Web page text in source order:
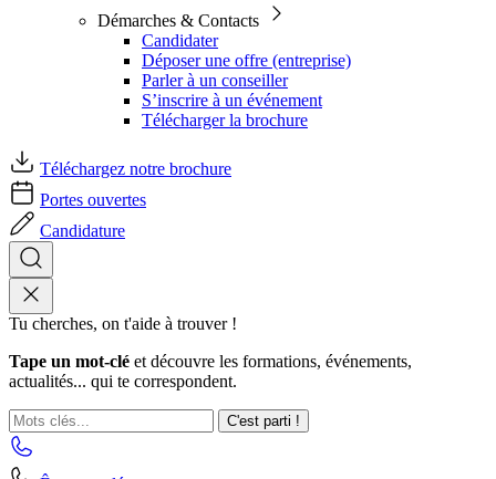
Démarches & Contacts
Candidater
Déposer une offre (entreprise)
Parler à un conseiller
S’inscrire à un événement
Télécharger la brochure
Téléchargez notre brochure
Portes ouvertes
Candidature
Tu cherches, on t'aide à trouver !
Tape un mot-clé et découvre les formations, événements,
actualités... qui te correspondent.
C'est parti !